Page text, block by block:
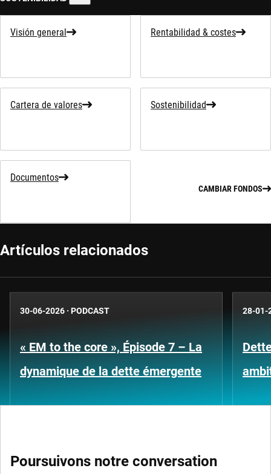
Visión general Rentabilidad & costes
Cartera de valores Sostenibilidad
Documentos
CAMBIAR FONDOS
Artículos relacionados
30-06-2026 · PODCAST
« EM to the core », Épisode 7 – La
dynamique de la dette émergente
28-01-
Poursuivons notre conversation